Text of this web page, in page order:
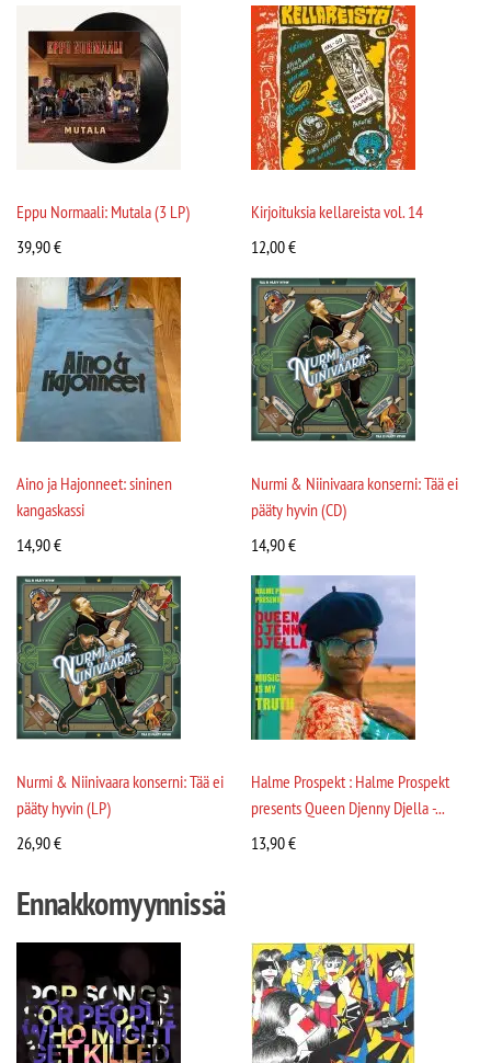
Eppu Normaali: Mutala (3 LP)
39,90€
Kirjoituksia kellareista vol. 14
12,00€
Aino ja Hajonneet: sininen
kangaskassi
14,90€
Nurmi & Niinivaara konserni: Tää ei
pääty hyvin (CD)
14,90€
Nurmi & Niinivaara konserni: Tää ei
pääty hyvin (LP)
26,90€
Halme Prospekt : Halme Prospekt
presents Queen Djenny Djella -...
13,90€
Ennakkomyynnissä